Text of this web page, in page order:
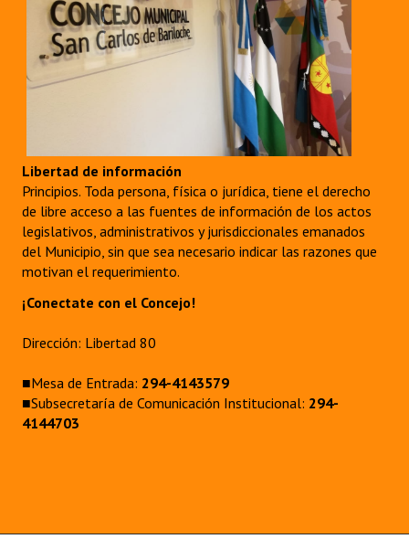
Libertad de información
Principios. Toda persona, física o jurídica, tiene el derecho
de libre acceso a las fuentes de información de los actos
legislativos, administrativos y jurisdiccionales emanados
del Municipio, sin que sea necesario indicar las razones que
motivan el requerimiento.
¡Conectate con el Concejo!
Dirección: Libertad 80
■Mesa de Entrada: 294-4143579
■Subsecretaría de Comunicación Institucional: 294-
4144703